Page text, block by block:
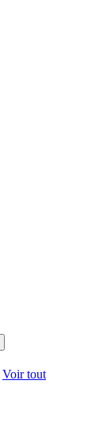
Voir tout